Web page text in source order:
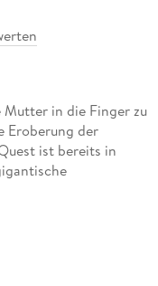
in die Finger zu
Eroberung der
ist bereits in